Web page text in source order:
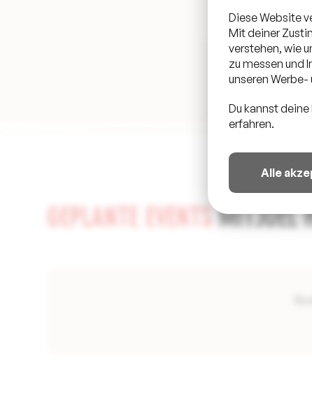
GEPLANTE EVENTSMITJOEL
Diese Website
Mit deiner
verstehen, wie
zu messen und
unseren
Du kannst
erfahren.
Alle